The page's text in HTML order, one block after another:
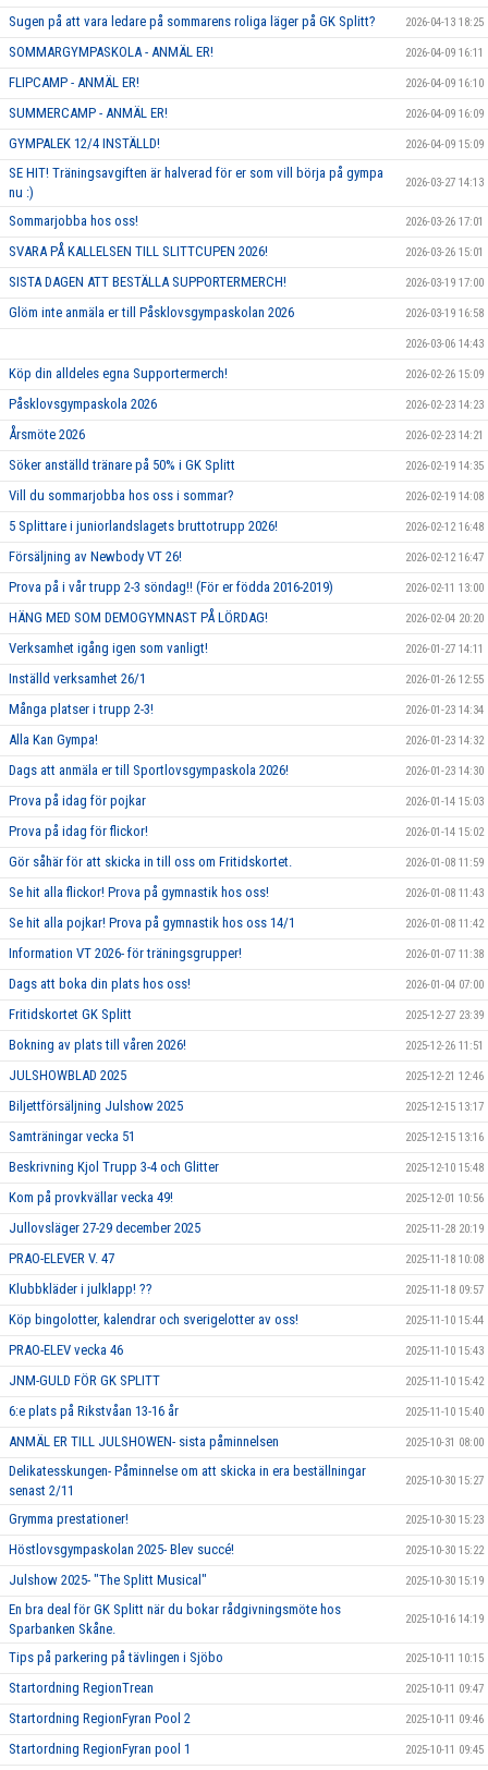
Sugen på att vara ledare på sommarens roliga läger på GK Splitt? 2026-04-13 18:25
SOMMARGYMPASKOLA - ANMÄL ER! 2026-04-09 16:11
FLIPCAMP - ANMÄL ER! 2026-04-09 16:10
SUMMERCAMP - ANMÄL ER! 2026-04-09 16:09
GYMPALEK 12/4 INSTÄLLD! 2026-04-09 15:09
SE HIT! Träningsavgiften är halverad för er som vill börja på gympa
nu :)
2026-03-27 14:13
Sommarjobba hos oss! 2026-03-26 17:01
SVARA PÅ KALLELSEN TILL SLITTCUPEN 2026! 2026-03-26 15:01
SISTA DAGEN ATT BESTÄLLA SUPPORTERMERCH! 2026-03-19 17:00
Glöm inte anmäla er till Påsklovsgympaskolan 2026 2026-03-19 16:58
2026-03-06 14:43
Köp din alldeles egna Supportermerch! 2026-02-26 15:09
Påsklovsgympaskola 2026 2026-02-23 14:23
Årsmöte 2026 2026-02-23 14:21
Söker anställd tränare på 50% i GK Splitt 2026-02-19 14:35
Vill du sommarjobba hos oss i sommar? 2026-02-19 14:08
5 Splittare i juniorlandslagets bruttotrupp 2026! 2026-02-12 16:48
Försäljning av Newbody VT 26! 2026-02-12 16:47
Prova på i vår trupp 2-3 söndag!! (För er födda 2016-2019) 2026-02-11 13:00
HÄNG MED SOM DEMOGYMNAST PÅ LÖRDAG! 2026-02-04 20:20
Verksamhet igång igen som vanligt! 2026-01-27 14:11
Inställd verksamhet 26/1 2026-01-26 12:55
Många platser i trupp 2-3! 2026-01-23 14:34
Alla Kan Gympa! 2026-01-23 14:32
Dags att anmäla er till Sportlovsgympaskola 2026! 2026-01-23 14:30
Prova på idag för pojkar 2026-01-14 15:03
Prova på idag för flickor! 2026-01-14 15:02
Gör såhär för att skicka in till oss om Fritidskortet. 2026-01-08 11:59
Se hit alla flickor! Prova på gymnastik hos oss! 2026-01-08 11:43
Se hit alla pojkar! Prova på gymnastik hos oss 14/1 2026-01-08 11:42
Information VT 2026- för träningsgrupper! 2026-01-07 11:38
Dags att boka din plats hos oss! 2026-01-04 07:00
Fritidskortet GK Splitt 2025-12-27 23:39
Bokning av plats till våren 2026! 2025-12-26 11:51
JULSHOWBLAD 2025 2025-12-21 12:46
Biljettförsäljning Julshow 2025 2025-12-15 13:17
Samträningar vecka 51 2025-12-15 13:16
Beskrivning Kjol Trupp 3-4 och Glitter 2025-12-10 15:48
Kom på provkvällar vecka 49! 2025-12-01 10:56
Jullovsläger 27-29 december 2025 2025-11-28 20:19
PRAO-ELEVER V. 47 2025-11-18 10:08
Klubbkläder i julklapp! ?? 2025-11-18 09:57
Köp bingolotter, kalendrar och sverigelotter av oss! 2025-11-10 15:44
PRAO-ELEV vecka 46 2025-11-10 15:43
JNM-GULD FÖR GK SPLITT 2025-11-10 15:42
6:e plats på Rikstvåan 13-16 år 2025-11-10 15:40
ANMÄL ER TILL JULSHOWEN- sista påminnelsen 2025-10-31 08:00
Delikatesskungen- Påminnelse om att skicka in era beställningar
senast 2/11
2025-10-30 15:27
Grymma prestationer! 2025-10-30 15:23
Höstlovsgympaskolan 2025- Blev succé! 2025-10-30 15:22
Julshow 2025- "The Splitt Musical" 2025-10-30 15:19
En bra deal för GK Splitt när du bokar rådgivningsmöte hos
Sparbanken Skåne.
2025-10-16 14:19
Tips på parkering på tävlingen i Sjöbo 2025-10-11 10:15
Startordning RegionTrean 2025-10-11 09:47
Startordning RegionFyran Pool 2 2025-10-11 09:46
Startordning RegionFyran pool 1 2025-10-11 09:45